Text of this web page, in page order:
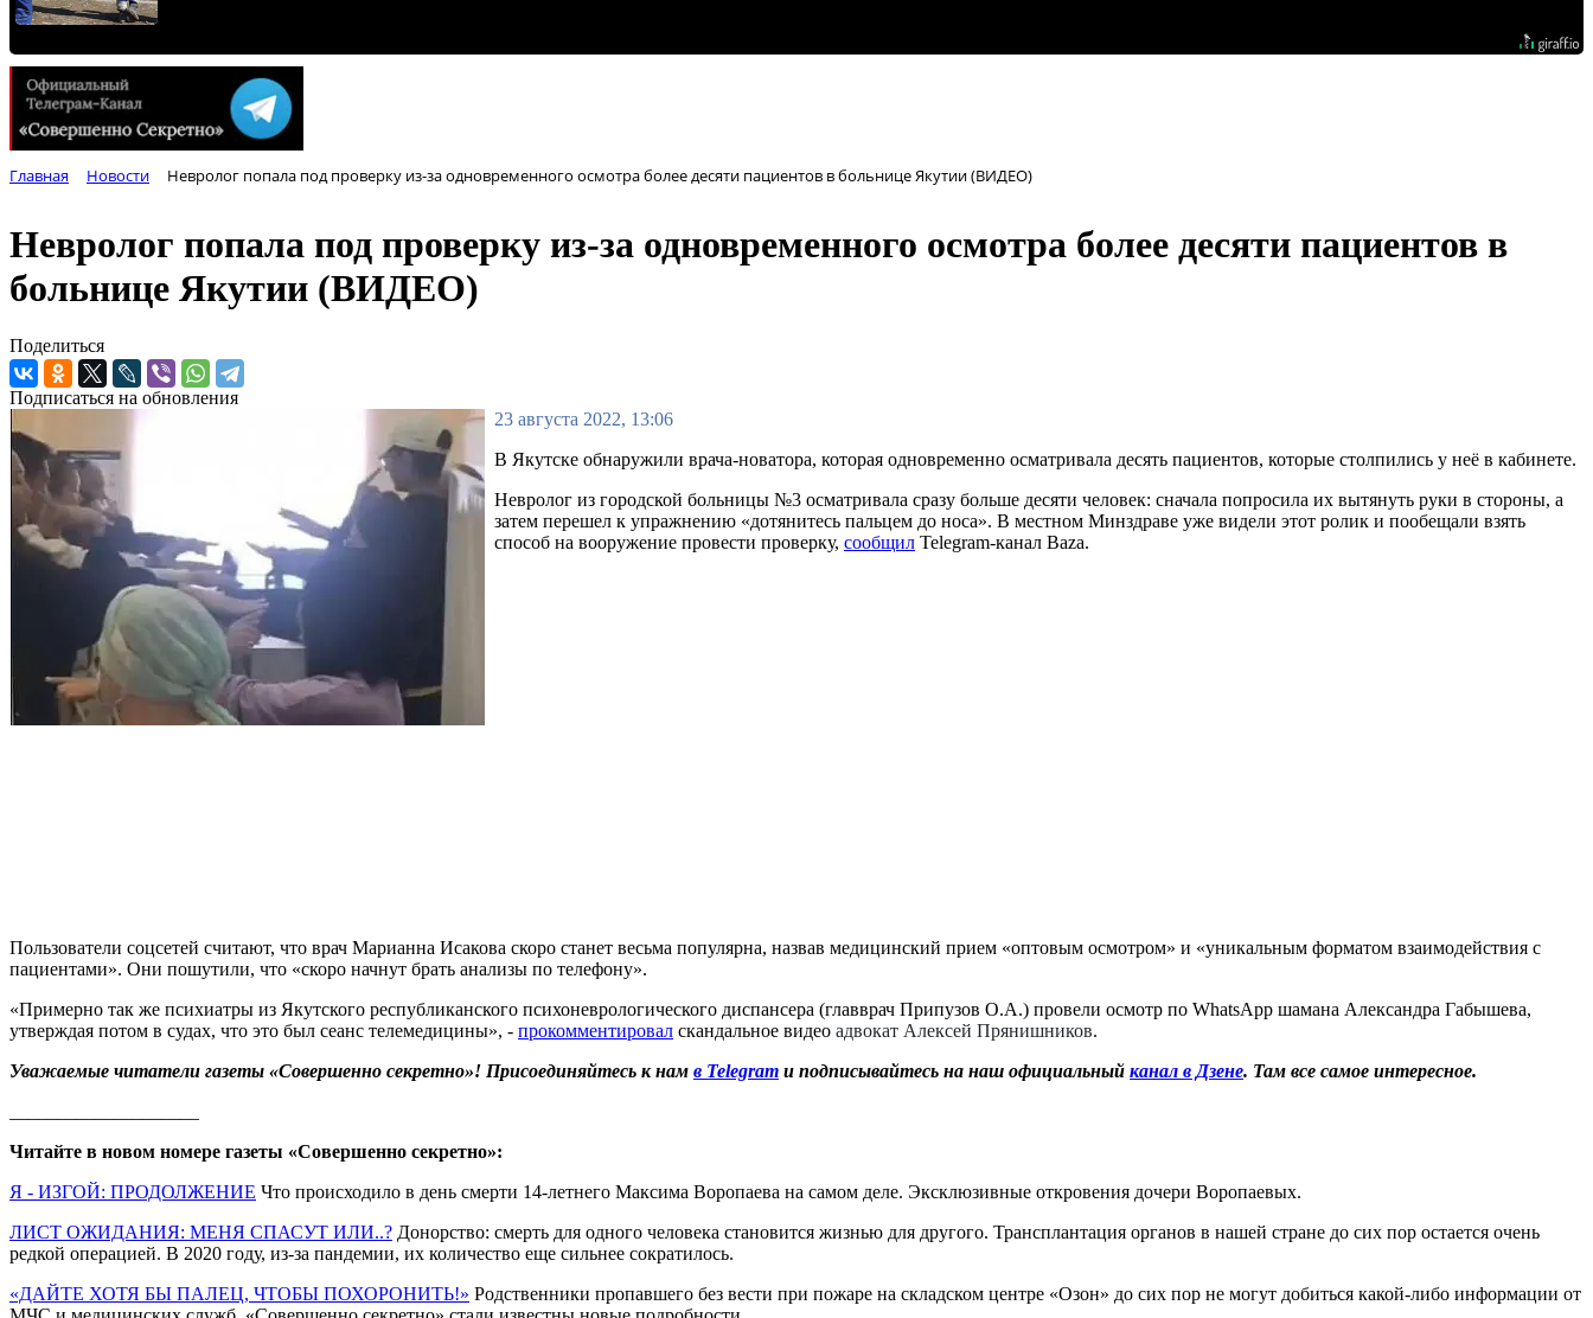
Главная Новости Невролог попала под проверку из-за одновременного осмотра более десяти пациентов в больнице Якутии (ВИДЕО)
Невролог попала под проверку из-за одновременного осмотра более десяти пациентов в
больнице Якутии (ВИДЕО)
Поделиться
Подписаться на обновления
23 августа 2022, 13:06
В Якутске обнаружили врача-новатора, которая одновременно осматривала десять пациентов, которые столпились у неё в кабинете.
Невролог из городской больницы №3 осматривала сразу больше десяти человек: сначала попросила их вытянуть руки в стороны, а
затем перешел к упражнению «дотянитесь пальцем до носа». В местном Минздраве уже видели этот ролик и пообещали взять
способ на вооружение провести проверку, сообщил Telegram-канал Baza.
Пользователи соцсетей считают, что врач Марианна Исакова скоро станет весьма популярна, назвав медицинский прием «оптовым осмотром» и «уникальным форматом взаимодействия с
пациентами». Они пошутили, что «скоро начнут брать анализы по телефону».
«Примерно так же психиатры из Якутского республиканского психоневрологического диспансера (главврач Припузов О.А.) провели осмотр по WhatsApp шамана Александра Габышева,
утверждая потом в судах, что это был сеанс телемедицины», - прокомментировал скандальное видео адвокат Алексей Прянишников.
Уважаемые читатели газеты «Совершенно секретно»! Присоединяйтесь к нам в Telegram и подписывайтесь на наш официальный канал в Дзене. Там все самое интересное.
Читайте в новом номере газеты «Совершенно секретно»:
Я - ИЗГОЙ: ПРОДОЛЖЕНИЕ Что происходило в день смерти 14-летнего Максима Воропаева на самом деле. Эксклюзивные откровения дочери Воропаевых.
ЛИСТ ОЖИДАНИЯ: МЕНЯ СПАСУТ ИЛИ..? Донорство: смерть для одного человека становится жизнью для другого. Трансплантация органов в нашей стране до сих пор остается очень
редкой операцией. В 2020 году, из-за пандемии, их количество еще сильнее сократилось.
«ДАЙТЕ ХОТЯ БЫ ПАЛЕЦ, ЧТОБЫ ПОХОРОНИТЬ!» Родственники пропавшего без вести при пожаре на складском центре «Озон» до сих пор не могут добиться какой-либо информации от